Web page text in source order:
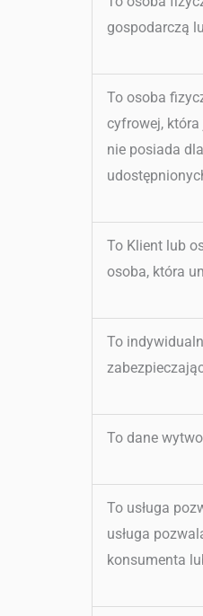
gospodarczą
To osoba
cyfrowej, która
nie posiada
To Klient lub
osoba, która
To
To dane
To usługa
usługa
konsumenta